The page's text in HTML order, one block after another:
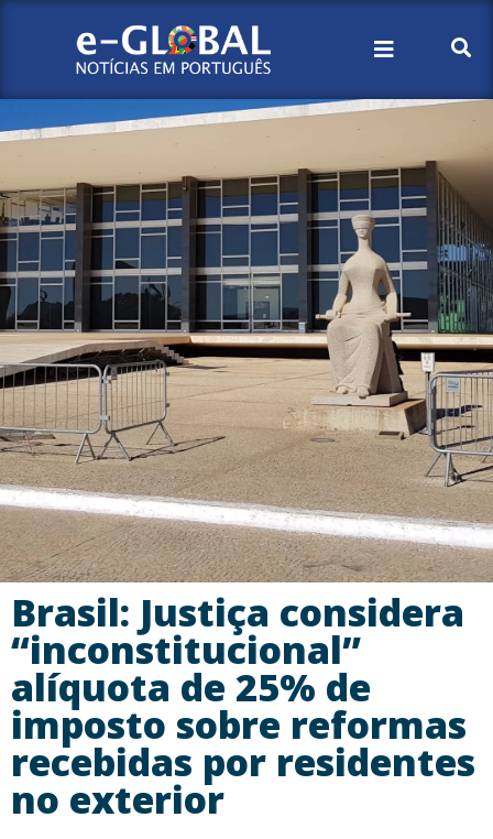
Brasil: Justiça considera
“inconstitucional”
alíquota de 25% de
imposto sobre reformas
recebidas por residentes
no exterior